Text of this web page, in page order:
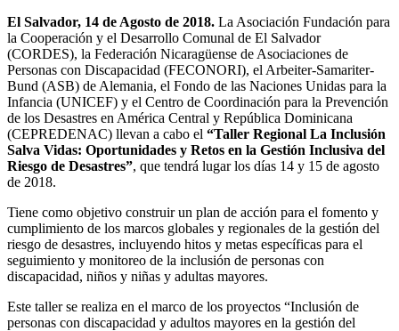
El Salvador, 14 de Agosto de 2018. La Asociación Fundación para
la Cooperación y el Desarrollo Comunal de El Salvador
(CORDES), la Federación Nicaragüense de Asociaciones de
Personas con Discapacidad (FECONORI), el Arbeiter-Samariter-
Bund (ASB) de Alemania, el Fondo de las Naciones Unidas para la
Infancia (UNICEF) y el Centro de Coordinación para la Prevención
de los Desastres en América Central y República Dominicana
(CEPREDENAC) llevan a cabo el “Taller Regional La Inclusión
Salva Vidas: Oportunidades y Retos en la Gestión Inclusiva del
Riesgo de Desastres”, que tendrá lugar los días 14 y 15 de agosto
de 2018.
Tiene como objetivo construir un plan de acción para el fomento y
cumplimiento de los marcos globales y regionales de la gestión del
riesgo de desastres, incluyendo hitos y metas específicas para el
seguimiento y monitoreo de la inclusión de personas con
discapacidad, niños y niñas y adultas mayores.
Este taller se realiza en el marco de los proyectos “Inclusión de
personas con discapacidad y adultos mayores en la gestión del